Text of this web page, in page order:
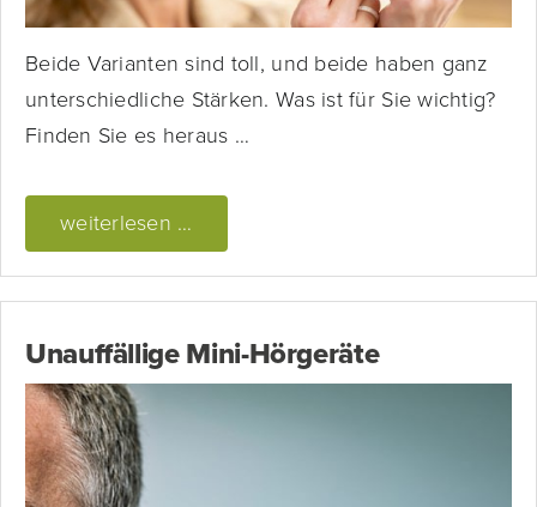
Beide Varianten sind toll, und beide haben ganz
unterschiedliche Stärken. Was ist für Sie wichtig?
Finden Sie es heraus …
weiterlesen …
Unauffällige Mini-Hörgeräte